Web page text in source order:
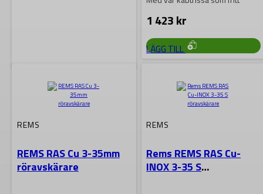
MILWAUKEE
Milwuakee M12 PCSS-
202 rörkap
Milwaukee M 12 PCSS rörkap är
det världens första rörkap som
ansträngningen…
1 423kr
LÄGG TILL
REMS
REMS RAS Cu 3-35mm
röravskärare
REMS
Rems REMS RAS Cu-
INOX 3-35 S